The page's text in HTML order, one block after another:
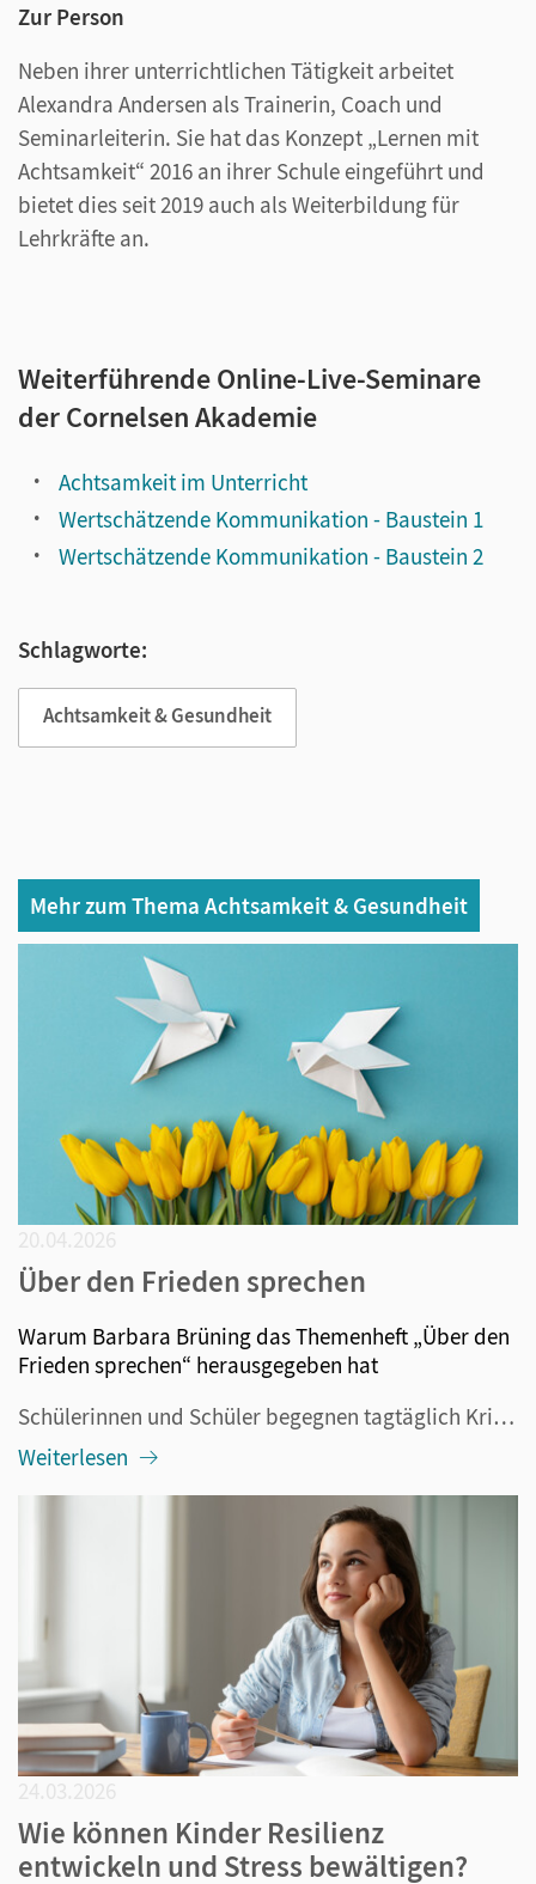
Zur Person
Neben ihrer unterrichtlichen Tätigkeit arbeitet
Alexandra Andersen als Trainerin, Coach und
Seminarleiterin. Sie hat das Konzept „Lernen mit
Achtsamkeit“ 2016 an ihrer Schule eingeführt und
bietet dies seit 2019 auch als Weiterbildung für
Lehrkräfte an.
Weiterführende Online-Live-Seminare
der Cornelsen Akademie
Achtsamkeit im Unterricht
Wertschätzende Kommunikation - Baustein 1
Wertschätzende Kommunikation - Baustein 2
Schlagworte:
Achtsamkeit & Gesundheit
Mehr zum Thema Achtsamkeit & Gesundheit
Über den Frieden sprechen
Warum Barbara Brüning das Themenheft „Über den
Frieden sprechen“ herausgegeben hat
Schülerinnen und Schüler begegnen tagtäglich Kriegen: in den Nachrichten, in Gesprächen oder auch in direktem Kontakt mit Geflüchteten aus Kriegsgebieten. Vokabeln wie „kriegstauglich“, „Waffenlieferungen“ „Gebietsabtretungen“ oder „Offensive“ gehören plötzlich zur Alltagssprache. Wir müssen aber in...
Weiterlesen
Wie können Kinder Resilienz
entwickeln und Stress bewältigen?